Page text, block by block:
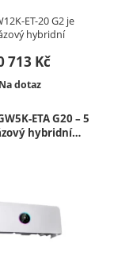
– třífázový hybridní
ET-20 G2 je
hybridní
713 Kč
Dostupnost:
Na dotaz
ETA G20 – 5
hybridní…